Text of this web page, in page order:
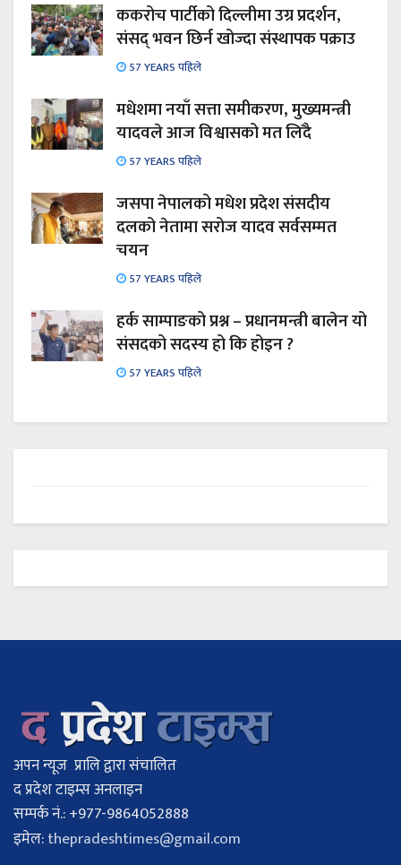
ककरोच पार्टीको दिल्लीमा उग्र प्रदर्शन,
संसद् भवन छिर्न खोज्दा संस्थापक पक्राउ
57 YEARS पहिले
मधेशमा नयाँ सत्ता समीकरण, मुख्यमन्त्री
यादवले आज विश्वासको मत लिँदै
57 YEARS पहिले
जसपा नेपालको मधेश प्रदेश संसदीय
दलको नेतामा सरोज यादव सर्वसम्मत
चयन
57 YEARS पहिले
हर्क साम्पाङको प्रश्न – प्रधानमन्त्री बालेन यो
संसदको सदस्य हो कि होइन ?
57 YEARS पहिले
अपन न्यूज प्रालि द्वारा संचालित
द प्रदेश टाइम्स अनलाइन
सम्पर्क नं.: +977-9864052888
इमेल:thepradeshtimes@gmail.com